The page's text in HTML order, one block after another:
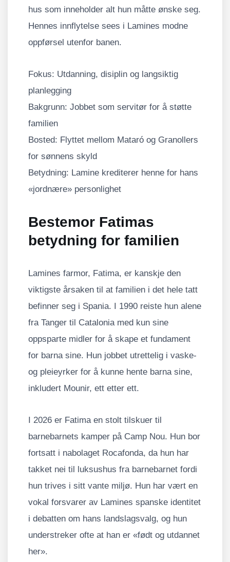
hus som inneholder alt hun måtte ønske seg.
Hennes innflytelse sees i Lamines modne
oppførsel utenfor banen.
Fokus: Utdanning, disiplin og langsiktig
planlegging
Bakgrunn: Jobbet som servitør for å støtte
familien
Bosted: Flyttet mellom Mataró og Granollers
for sønnens skyld
Betydning: Lamine krediterer henne for hans
«jordnære» personlighet
Bestemor Fatimas
betydning for familien
Lamines farmor, Fatima, er kanskje den
viktigste årsaken til at familien i det hele tatt
befinner seg i Spania. I 1990 reiste hun alene
fra Tanger til Catalonia med kun sine
oppsparte midler for å skape et fundament
for barna sine. Hun jobbet utrettelig i vaske-
og pleieyrker for å kunne hente barna sine,
inkludert Mounir, ett etter ett.
I 2026 er Fatima en stolt tilskuer til
barnebarnets kamper på Camp Nou. Hun bor
fortsatt i nabolaget Rocafonda, da hun har
takket nei til luksushus fra barnebarnet fordi
hun trives i sitt vante miljø. Hun har vært en
vokal forsvarer av Lamines spanske identitet
i debatten om hans landslagsvalg, og hun
understreker ofte at han er «født og utdannet
her».